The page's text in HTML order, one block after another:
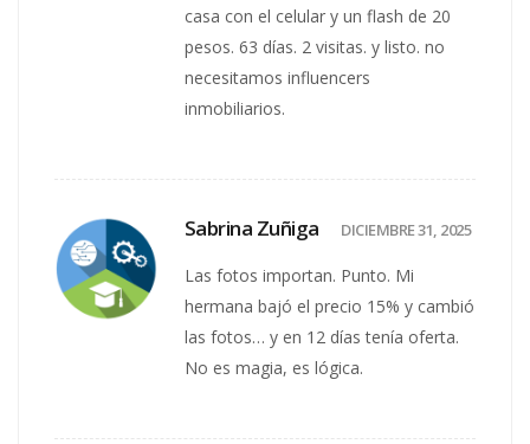
casa con el celular y un flash de 20
pesos. 63 días. 2 visitas. y listo. no
necesitamos influencers
inmobiliarios.
Sabrina Zuñiga DICIEMBRE 31, 2025
Las fotos importan. Punto. Mi
hermana bajó el precio 15% y cambió
las fotos… y en 12 días tenía oferta.
No es magia, es lógica.